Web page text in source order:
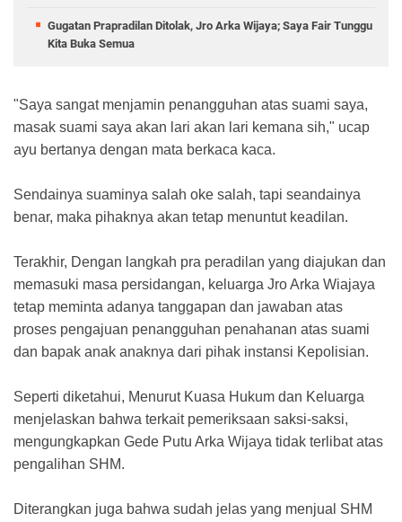
Gugatan Prapradilan Ditolak, Jro Arka Wijaya; Saya Fair Tunggu
Kita Buka Semua
"Saya sangat menjamin penangguhan atas suami saya,
masak suami saya akan lari akan lari kemana sih," ucap
ayu bertanya dengan mata berkaca kaca.
Sendainya suaminya salah oke salah, tapi seandainya
benar, maka pihaknya akan tetap menuntut keadilan.
Terakhir, Dengan langkah pra peradilan yang diajukan dan
memasuki masa persidangan, keluarga Jro Arka Wiajaya
tetap meminta adanya tanggapan dan jawaban atas
proses pengajuan penangguhan penahanan atas suami
dan bapak anak anaknya dari pihak instansi Kepolisian.
Seperti diketahui, Menurut Kuasa Hukum dan Keluarga
menjelaskan bahwa terkait pemeriksaan saksi-saksi,
mengungkapkan Gede Putu Arka Wijaya tidak terlibat atas
pengalihan SHM.
Diterangkan juga bahwa sudah jelas yang menjual SHM